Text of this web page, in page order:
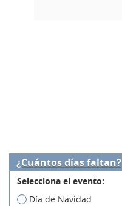
¿Cuántos días faltan?
Selecciona el evento:
Día de Navidad